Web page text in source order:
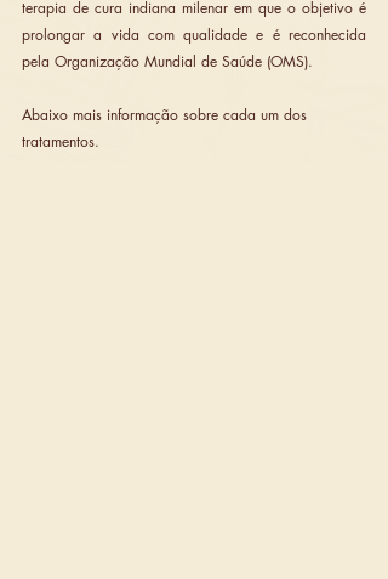
terapia de cura indiana milenar em que o objetivo é
prolongar a vida com qualidade e é reconhecida
pela Organização Mundial de Saúde (OMS).
Abaixo mais informação sobre cada um dos
tratamentos.